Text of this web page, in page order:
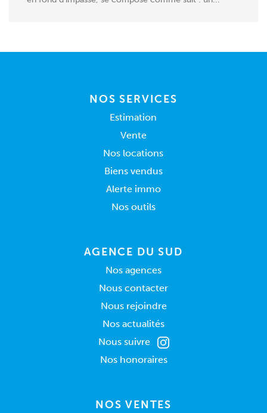
NOS SERVICES
Estimation
Vente
Nos locations
Biens vendus
Alerte immo
Nos outils
AGENCE DU SUD
Nos agences
Nous contacter
Nous rejoindre
Nos actualités
Nous suivre
Nos honoraires
NOS VENTES